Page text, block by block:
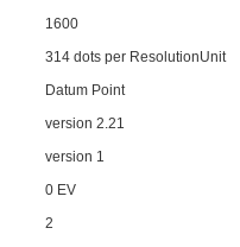
1600
314 dots per ResolutionUnit
Datum Point
version 2.21
version 1
0 EV
2